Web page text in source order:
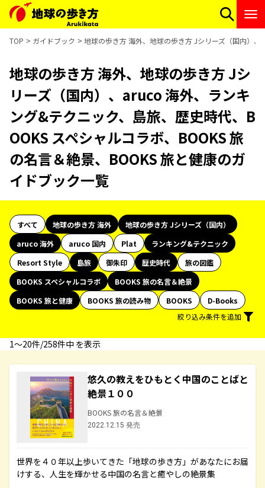
TOP ガイドブック 地球の歩き方 海外、地球の歩き方 Jシリーズ（国内）
地球の歩き方 海外、地球の歩き方 Jシ
リーズ（国内）、aruco 海外、ランキ
ング&テクニック、島旅、歴史時代、B
OOKS スペシャルコラボ、BOOKS 旅
の名言＆絶景、BOOKS 旅と健康のガ
イドブック一覧
すべて 地球の歩き方 海外
地球の歩き方 Jシリーズ（国内）
aruco 海外
aruco 国内 Plat
ランキング&テクニック
Resort Style
島旅 御朱印 歴史時代
旅の図鑑
BOOKS スペシャルコラボ
BOOKS 旅の名言＆絶景
BOOKS 旅と健康
BOOKS 旅の読み物 BOOKS
D-Books
絞り込み条件を追加
1〜20件/258件中 を表示
悠久の教えをひもとく中国のことばと
絶景１００
BOOKS 旅の名言＆絶景
2022.12.15 発売
世界を４０年以上歩いてきた「地球の歩き方」があなたにお届
けする、人生を輝かせる中国の名言と癒やしの絶景集